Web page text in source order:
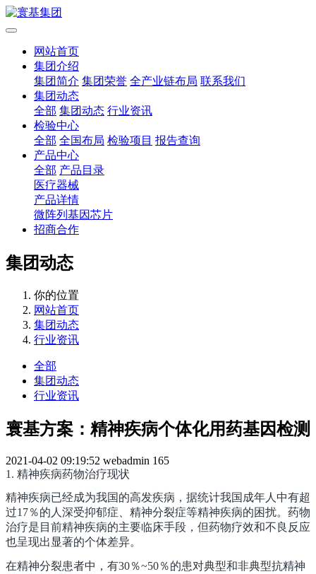
网站首页
集团介绍
集团简介 集团荣誉 全产业链布局 联系我们
集团动态
全部 集团动态 行业资讯
检验中心
全部 全国布局 检验项目 报告查询
产品中心
全部 产品目录
医疗器械
产品详情
微阵列基因芯片
招商合作
集团动态
你的位置
网站首页
集团动态
行业资讯
全部
集团动态
行业资讯
寰基方案：精神疾病个体化用药基因检测
2021-04-02 09:19:52 webadmin 165
1. 精神疾病药物治疗现状
精神疾病已经成为我国的高发疾病，据统计我国成年人中有超
过17％的人深受抑郁症、精神分裂症等精神疾病的困扰。药物
治疗是目前精神疾病的主要临床手段，但药物疗效和不良反应
也呈现出显著的个体差异。
在精神分裂患者中，有30％~50％的患对典型和非典型抗精神